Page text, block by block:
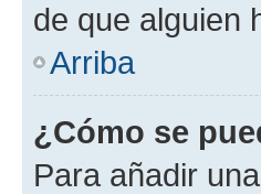
de que alguien
Arriba
¿Cómo se
Para añadir